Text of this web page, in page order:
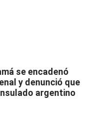
se encadenó
y denunció que
argentino